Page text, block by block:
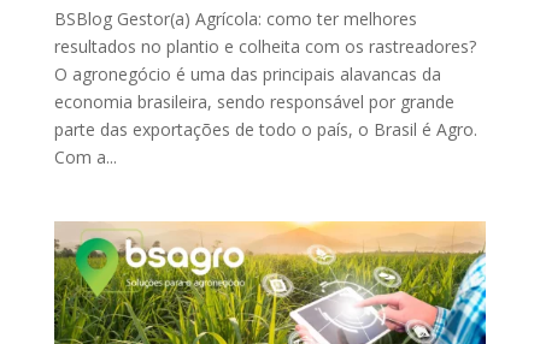
BSBlog Gestor(a) Agrícola: como ter melhores
resultados no plantio e colheita com os rastreadores?
O agronegócio é uma das principais alavancas da
economia brasileira, sendo responsável por grande
parte das exportações de todo o país, o Brasil é Agro.
Com a...